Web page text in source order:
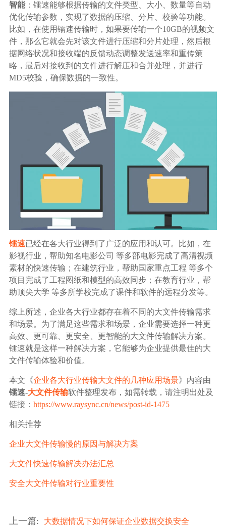
智能：镭速能够根据传输的文件类型、大小、数量等自动
优化传输参数，实现了数据的压缩、分片、校验等功能。
比如，在使用镭速传输时，如果要传输一个10GB的视频文
件，那么它就会先对该文件进行压缩和分片处理，然后根
据网络状况和接收端的反馈动态调整发送速率和重传策
略，最后对接收到的文件进行解压和合并处理，并进行
MD5校验，确保数据的一致性。
镭速已经在各大行业得到了广泛的应用和认可。比如，在
影视行业，帮助知名电影公司 等多部电影完成了高清视频
素材的快速传输；在建筑行业，帮助国家重点工程 等多个
项目完成了工程图纸和模型的高效同步；在教育行业，帮
助顶尖大学 等多所学校完成了课件和软件的远程分发等。
综上所述，企业各大行业都存在着不同的大文件传输需求
和场景。为了满足这些需求和场景，企业需要选择一种更
高效、更可靠、更安全、更智能的大文件传输解决方案。
镭速就是这样一种解决方案，它能够为企业提供最佳的大
文件传输体验和价值。
本文《企业各大行业传输大文件的几种应用场景》内容由
镭速-大文件传输软件整理发布，如需转载，请注明出处及
链接： https://www.raysync.cn/news/post-id-1475
相关推荐
企业大文件传输慢的原因与解决方案
大文件快速传输解决办法汇总
安全大文件传输对行业重要性
上一篇: 大数据情况下如何保证企业数据交换安全